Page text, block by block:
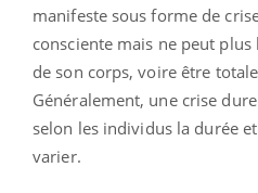
manifeste sous forme de
consciente mais ne peut
de son corps, voire être
Généralement, une crise
selon les individus la durée
varier.